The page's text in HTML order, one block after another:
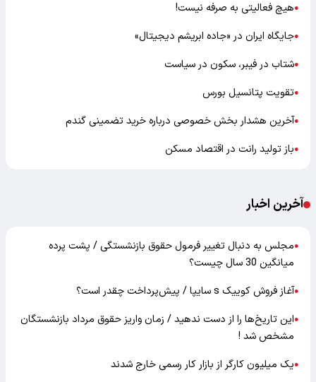
●هیچ فعالیتی به صرفه نیست!
●جایگاه ایران در «جاده ابریشم دیجیتال»
●شتاب در فیبر، سکون در سیاست
●تقویت پتانسیل بورس
●آخرین هشدار بخش خصوصی درباره خرید تضمینی گندم
●باز تولید رانت در اقتصاد مسکن
آخرین اخبار
●مجلس به دنبال تغییر فرمول حقوق بازنشستگی / پشت پرده
میانگین 30 سال چیست؟
●آغاز فروش کوییک s سایپا / پیش‌پرداخت چقدر است؟
●این تاریخ‌ها را از دست ندهید / زمان واریز حقوق مرداد بازنشستگان
مشخص شد !
●یک میلیون کارگر از بازار کار رسمی خارج شدند